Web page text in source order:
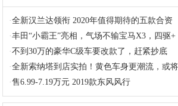
·全新汉兰达领衔 2020年值得期待的五款合资
·丰田“小霸王”亮相，气场不输宝马X3，四驱+
·不到30万的豪华C级车要改款了，赶紧抄底
·全新索纳塔到店实拍！黄色车身更潮流，或将
·售6.99-7.19万元 2019款东风风行